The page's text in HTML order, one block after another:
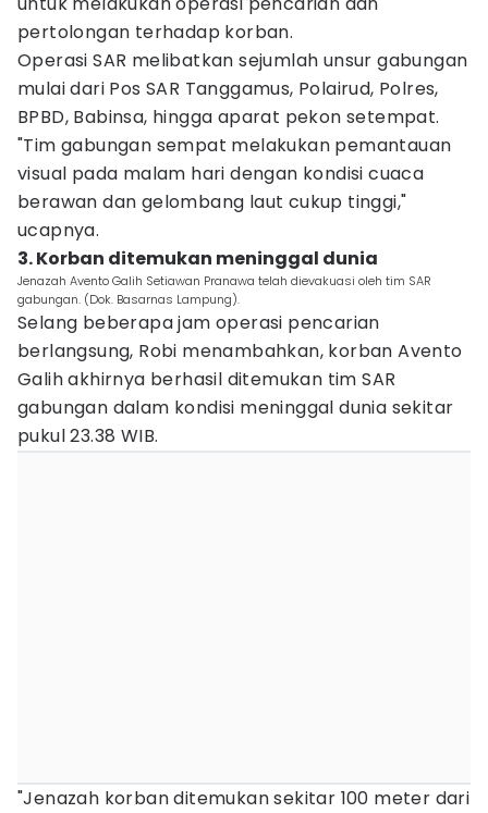
pertolongan terhadap korban.
Operasi SAR melibatkan sejumlah unsur gabungan
mulai dari Pos SAR Tanggamus, Polairud, Polres,
BPBD, Babinsa, hingga aparat pekon setempat.
"Tim gabungan sempat melakukan pemantauan
visual pada malam hari dengan kondisi cuaca
berawan dan gelombang laut cukup tinggi,"
ucapnya.
3. Korban ditemukan meninggal dunia
Jenazah Avento Galih Setiawan Pranawa telah dievakuasi oleh tim SAR
gabungan. (Dok. Basarnas Lampung).
Selang beberapa jam operasi pencarian
berlangsung, Robi menambahkan, korban Avento
Galih akhirnya berhasil ditemukan tim SAR
gabungan dalam kondisi meninggal dunia sekitar
pukul 23.38 WIB.
"Jenazah korban ditemukan sekitar 100 meter dari